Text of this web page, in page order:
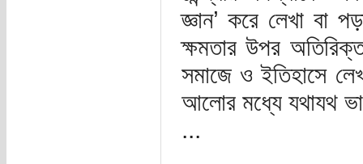
জ্ঞান’ করে লেখা বা
ক্ষমতার উপর
সমাজে ও ইতিহাসে
আলোর মধ্যে যথাযথ
...